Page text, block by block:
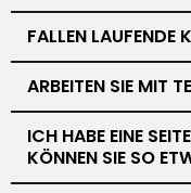
FALLEN LAUFENDE
ARBEITEN SIE MIT
ICH HABE EINE
KÖNNEN SIE SO